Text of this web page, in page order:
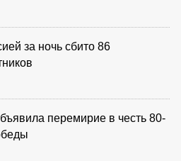
за ночь сбито 86
перемирие в честь 80-